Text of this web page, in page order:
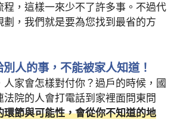
程，這樣一來少不了許多事。不過代
劃，我們就是要為您找到最省的方
人的事，不能被家人知道！
家會怎樣對付你？過戶的時候，國
院的人會打電話到家裡面問東問
環節與可能性，會從你不知道的地